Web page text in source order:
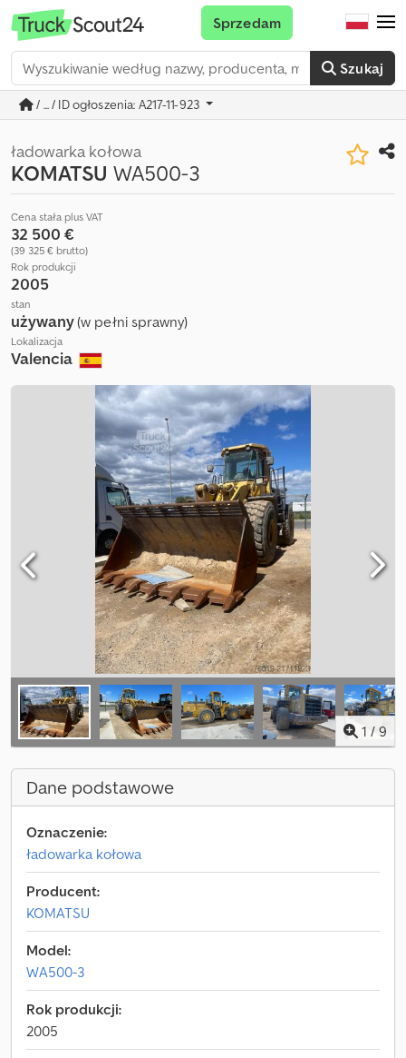
Szukaj
Sprzedam
/ ... / ID ogłoszenia: A217-11-923
ładowarka kołowa
KOMATSU WA500-3
Cena stała plus VAT
32 500 €
(39 325 € brutto)
Rok produkcji
2005
stan
używany(w pełni sprawny)
Lokalizacja
Valencia
1 / 9
Dane podstawowe
Oznaczenie:
ładowarka kołowa
Producent:
KOMATSU
Model:
WA500-3
Rok produkcji:
2005